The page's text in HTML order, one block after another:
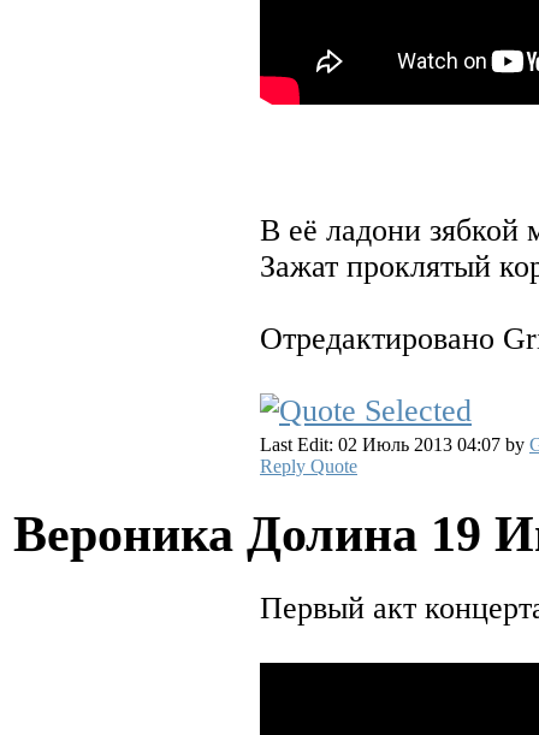
В её ладони зябкой
Зажат проклятый
Отредактировано
Last Edit: 02 Июль 2013 04:07 by
Reply Quote
Вероника Долина 19
Первый акт